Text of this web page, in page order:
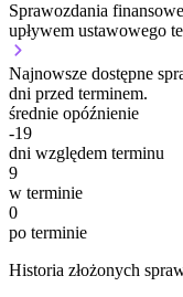
Sprawozdania
upływem ustawowego
Najnowsze dostępne
dni przed terminem.
średnie opóźnienie
-19
dni względem terminu
9
w terminie
0
po terminie
Historia złożonych